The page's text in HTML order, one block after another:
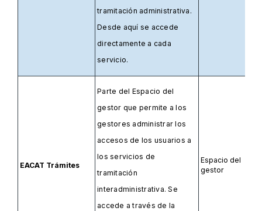
tramitación administrativa.
Desde aquí se accede
directamente a cada
servicio.
EACAT Trámites
Parte del Espacio del
gestor que permite a los
gestores administrar los
accesos de los usuarios a
los servicios de
tramitación
interadministrativa. Se
accede a través de la
Espacio del
gestor